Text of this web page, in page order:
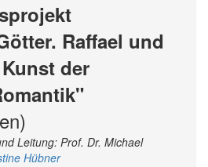
Raffael und
der
Leitung: Prof. Dr. Michael
Hübner